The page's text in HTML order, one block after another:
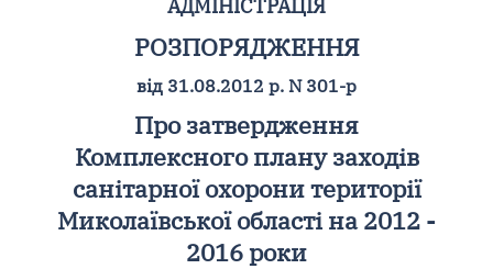
АДМІНІСТРАЦІЯ
РОЗПОРЯДЖЕННЯ
від 31.08.2012 р. N 301-р
Про затвердження
Комплексного плану заходів
санітарної охорони території
Миколаївської області на 2012 -
2016 роки